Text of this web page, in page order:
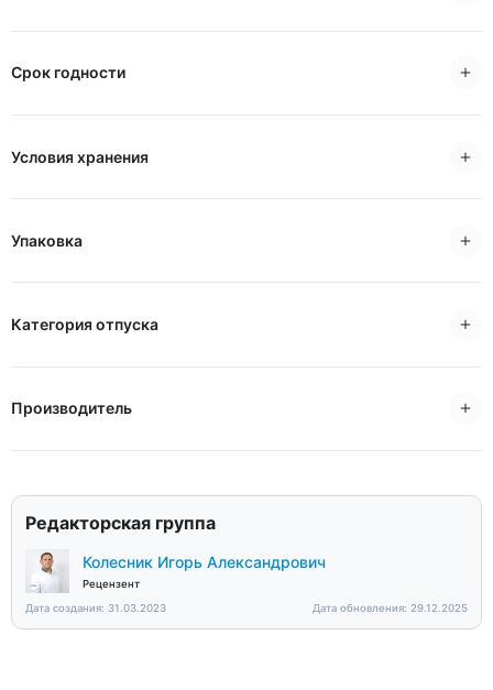
Срок годности
Условия хранения
Упаковка
Категория отпуска
Производитель
Редакторская группа
Колесник Игорь Александрович
Рецензент
Дата создания: 31.03.2023
Дата обновления: 29.12.2025